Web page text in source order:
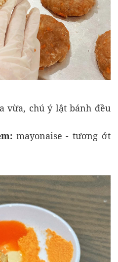
vừa, chú ý lật bánh đều
mayonaise - tương ớt